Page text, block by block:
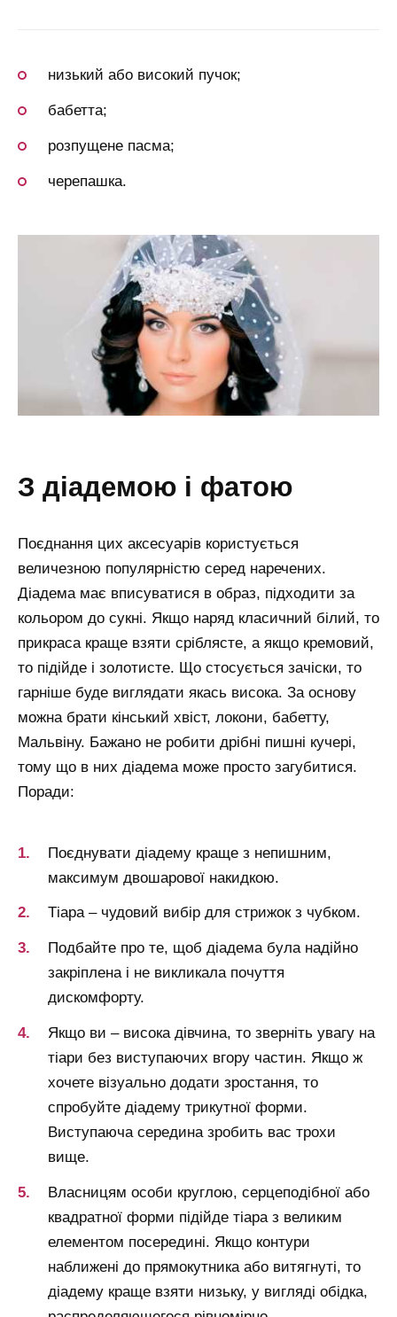
низький або високий пучок;
бабетта;
розпущене пасма;
черепашка.
з діадемою і фатою
Поєднання цих аксесуарів користується
величезною популярністю серед наречених.
Діадема має вписуватися в образ, підходити за
кольором до сукні. Якщо наряд класичний білий, то
прикраса краще взяти сріблясте, а якщо кремовий,
то підійде і золотисте. Що стосується зачіски, то
гарніше буде виглядати якась висока. За основу
можна брати кінський хвіст, локони, бабетту,
Мальвіну. Бажано не робити дрібні пишні кучері,
тому що в них діадема може просто загубитися.
Поради:
Поєднувати діадему краще з непишним,
максимум двошарової накидкою.
Тіара – чудовий вибір для стрижок з чубком.
Подбайте про те, щоб діадема була надійно
закріплена і не викликала почуття
дискомфорту.
Якщо ви – висока дівчина, то зверніть увагу на
тіари без виступаючих вгору частин. Якщо ж
хочете візуально додати зростання, то
спробуйте діадему трикутної форми.
Виступаюча середина зробить вас трохи
вище.
Власницям особи круглою, серцеподібної або
квадратної форми підійде тіара з великим
елементом посередині. Якщо контури
наближені до прямокутника або витягнуті, то
діадему краще взяти низьку, у вигляді обідка,